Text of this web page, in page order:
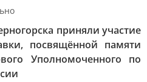
приняли участие
посвящённой памяти
Уполномоченного по